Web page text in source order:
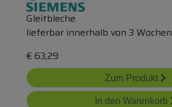
Gleitbleche
lieferbar innerhalb von 3 Wochen
€ 63,29
Zum Produkt
In den Warenkorb